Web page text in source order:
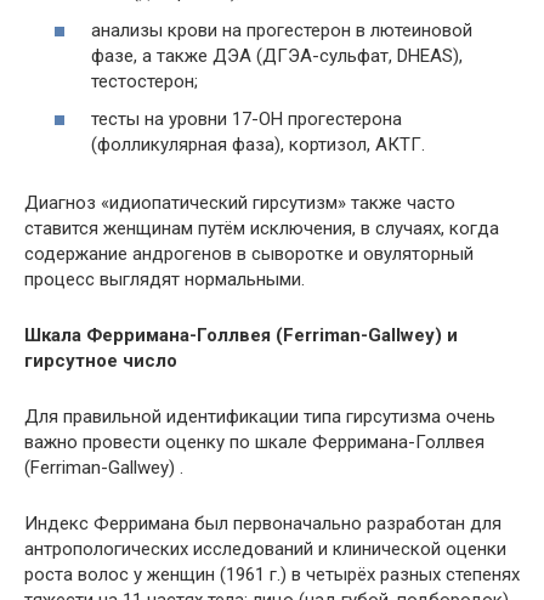
анализы крови на прогестерон в лютеиновой
фазе, а также ДЭА (ДГЭА-сульфат, DHEAS),
тестостерон;
тесты на уровни 17-ОН прогестерона
(фолликулярная фаза), кортизол, АКТГ.
Диагноз «идиопатический гирсутизм» также часто
ставится женщинам путём исключения, в случаях, когда
содержание андрогенов в сыворотке и овуляторный
процесс выглядят нормальными.
Шкала Ферримана-Голлвея (Ferriman-Gallwey) и
гирсутное число
Для правильной идентификации типа гирсутизма очень
важно провести оценку по шкале Ферримана-Голлвея
(Ferriman-Gallwey) .
Индекс Ферримана был первоначально разработан для
антропологических исследований и клинической оценки
роста волос у женщин (1961 г.) в четырёх разных степенях